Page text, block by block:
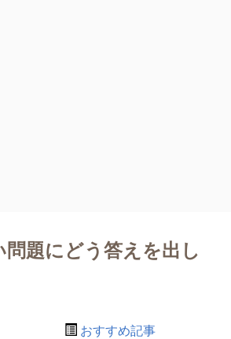
題にどう答えを出し
おすすめ記事